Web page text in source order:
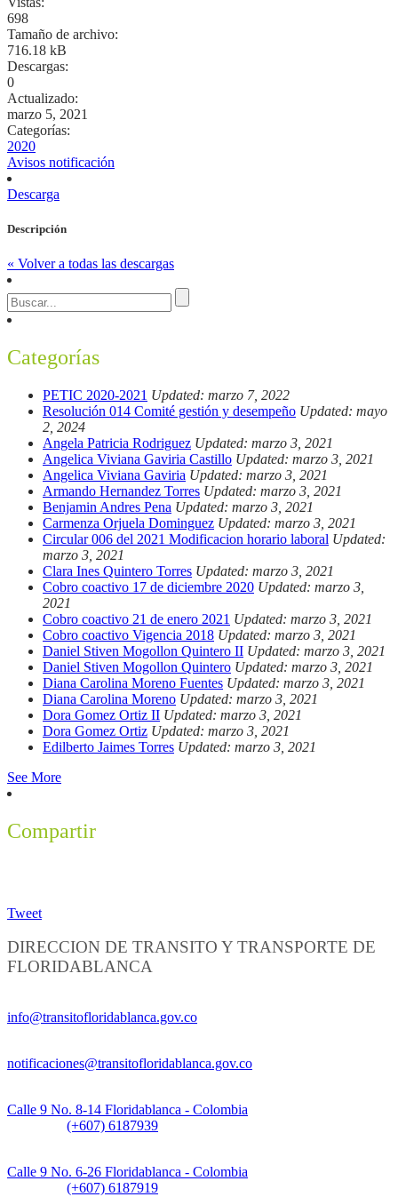
698
Tamaño de archivo:
716.18 kB
Descargas:
0
Actualizado:
marzo 5, 2021
Categorías:
2020
Avisos notificación
Descarga
Descripción
« Volver a todas las descargas
Categorías
PETIC 2020-2021 Updated: marzo 7, 2022
Resolución 014 Comité gestión y desempeño Updated: mayo
2, 2024
Angela Patricia Rodriguez Updated: marzo 3, 2021
Angelica Viviana Gaviria Castillo Updated: marzo 3, 2021
Angelica Viviana Gaviria Updated: marzo 3, 2021
Armando Hernandez Torres Updated: marzo 3, 2021
Benjamin Andres Pena Updated: marzo 3, 2021
Carmenza Orjuela Dominguez Updated: marzo 3, 2021
Circular 006 del 2021 Modificacion horario laboral Updated:
marzo 3, 2021
Clara Ines Quintero Torres Updated: marzo 3, 2021
Cobro coactivo 17 de diciembre 2020 Updated: marzo 3,
2021
Cobro coactivo 21 de enero 2021 Updated: marzo 3, 2021
Cobro coactivo Vigencia 2018 Updated: marzo 3, 2021
Daniel Stiven Mogollon Quintero II Updated: marzo 3, 2021
Daniel Stiven Mogollon Quintero Updated: marzo 3, 2021
Diana Carolina Moreno Fuentes Updated: marzo 3, 2021
Diana Carolina Moreno Updated: marzo 3, 2021
Dora Gomez Ortiz II Updated: marzo 3, 2021
Dora Gomez Ortiz Updated: marzo 3, 2021
Edilberto Jaimes Torres Updated: marzo 3, 2021
See More
Compartir
Tweet
DIRECCION DE TRANSITO Y TRANSPORTE DE
FLORIDABLANCA
info@transitofloridablanca.gov.co
notificaciones@transitofloridablanca.gov.co
Calle 9 No. 8-14 Floridablanca - Colombia
(+607) 6187939
Calle 9 No. 6-26 Floridablanca - Colombia
(+607) 6187919